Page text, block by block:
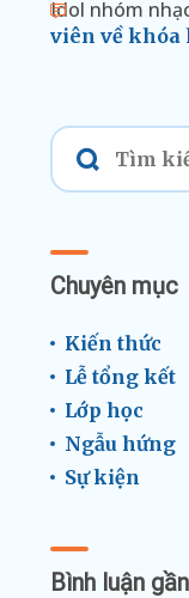
Idol nhóm
viên về khóa
Chuyên mục
Kiến thức
Lễ tổng kết
Lớp học
Ngẫu hứng
Sự kiện
Bình luận